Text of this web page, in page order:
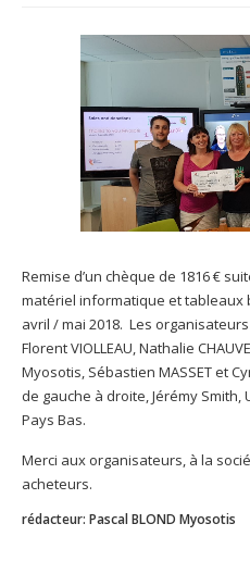
Remise d’un chèque de 1816 €
matériel informatique et
avril / mai 2018. Les
Florent VIOLLEAU, Nathalie
Myosotis, Sébastien MASSET et
de gauche à droite, Jérémy Smith,
Pays Bas.
Merci aux organisateurs, à la
acheteurs.
rédacteur: Pascal BLOND Myosotis